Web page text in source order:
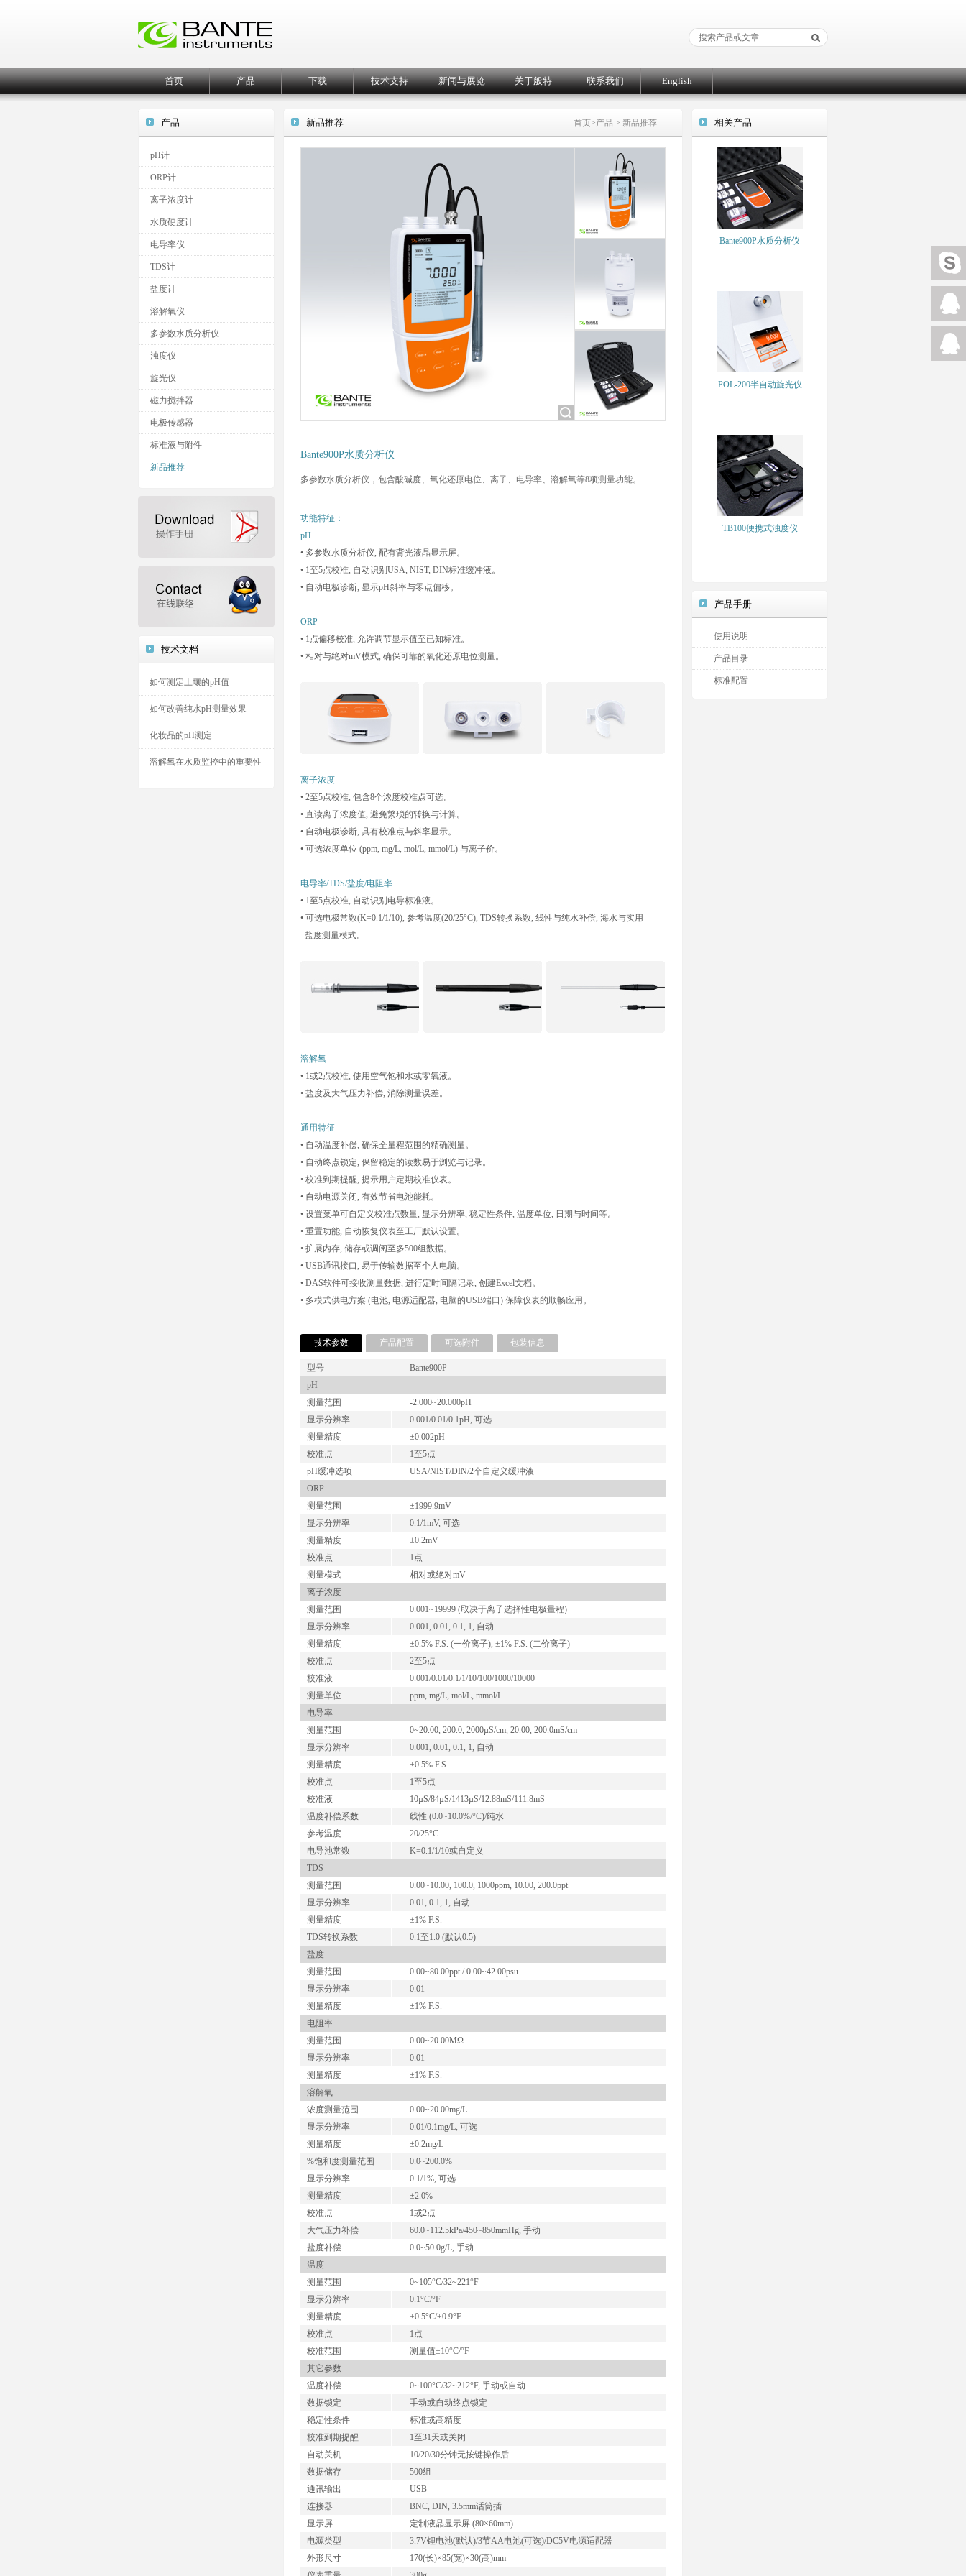
首页 产品 下载 技术支持 新闻与展览 关于般特 联系我们 English
产品
pH计
ORP计
离子浓度计
水质硬度计
电导率仪
TDS计
盐度计
溶解氧仪
多参数水质分析仪
浊度仪
旋光仪
磁力搅拌器
电极传感器
标准液与附件
新品推荐
技术文档
如何测定土壤的pH值
如何改善纯水pH测量效果
化妆品的pH测定
溶解氧在水质监控中的重要性
首页>产品 > 新品推荐
新品推荐
Bante900P水质分析仪
多参数水质分析仪，包含酸碱度、氧化还原电位、离子、电导率、溶解氧等8项测量功能。
功能特征：
pH
• 多参数水质分析仪, 配有背光液晶显示屏。
• 1至5点校准, 自动识别USA, NIST, DIN标准缓冲液。
• 自动电极诊断, 显示pH斜率与零点偏移。
ORP
• 1点偏移校准, 允许调节显示值至已知标准。
• 相对与绝对mV模式, 确保可靠的氧化还原电位测量。
离子浓度
• 2至5点校准, 包含8个浓度校准点可选。
• 直读离子浓度值, 避免繁琐的转换与计算。
• 自动电极诊断, 具有校准点与斜率显示。
• 可选浓度单位 (ppm, mg/L, mol/L, mmol/L) 与离子价。
电导率/TDS/盐度/电阻率
• 1至5点校准, 自动识别电导标准液。
• 可选电极常数(K=0.1/1/10), 参考温度(20/25°C), TDS转换系数, 线性与纯水补偿, 海水与实用
盐度测量模式。
溶解氧
• 1或2点校准, 使用空气饱和水或零氧液。
• 盐度及大气压力补偿, 消除测量误差。
通用特征
• 自动温度补偿, 确保全量程范围的精确测量。
• 自动终点锁定, 保留稳定的读数易于浏览与记录。
• 校准到期提醒, 提示用户定期校准仪表。
• 自动电源关闭, 有效节省电池能耗。
• 设置菜单可自定义校准点数量, 显示分辨率, 稳定性条件, 温度单位, 日期与时间等。
• 重置功能, 自动恢复仪表至工厂默认设置。
• 扩展内存, 储存或调阅至多500组数据。
• USB通讯接口, 易于传输数据至个人电脑。
• DAS软件可接收测量数据, 进行定时间隔记录, 创建Excel文档。
• 多模式供电方案 (电池, 电源适配器, 电脑的USB端口) 保障仪表的顺畅应用。
技术参数 产品配置 可选附件 包装信息
型号
Bante900P
pH
测量范围
-2.000~20.000pH
显示分辨率
0.001/0.01/0.1pH, 可选
测量精度
±0.002pH
校准点
1至5点
pH缓冲选项
USA/NIST/DIN/2个自定义缓冲液
ORP
测量范围
±1999.9mV
显示分辨率
0.1/1mV, 可选
测量精度
±0.2mV
校准点
1点
测量模式
相对或绝对mV
离子浓度
测量范围
0.001~19999 (取决于离子选择性电极量程)
显示分辨率
0.001, 0.01, 0.1, 1, 自动
测量精度
±0.5% F.S. (一价离子), ±1% F.S. (二价离子)
校准点
2至5点
校准液
0.001/0.01/0.1/1/10/100/1000/10000
测量单位
ppm, mg/L, mol/L, mmol/L
电导率
测量范围
0~20.00, 200.0, 2000µS/cm, 20.00, 200.0mS/cm
显示分辨率
0.001, 0.01, 0.1, 1, 自动
测量精度
±0.5% F.S.
校准点
1至5点
校准液
10µS/84µS/1413µS/12.88mS/111.8mS
温度补偿系数
线性 (0.0~10.0%/°C)/纯水
参考温度
20/25°C
电导池常数
K=0.1/1/10或自定义
TDS
测量范围
0.00~10.00, 100.0, 1000ppm, 10.00, 200.0ppt
显示分辨率
0.01, 0.1, 1, 自动
测量精度
±1% F.S.
TDS转换系数
0.1至1.0 (默认0.5)
盐度
测量范围
0.00~80.00ppt / 0.00~42.00psu
显示分辨率
0.01
测量精度
±1% F.S.
电阻率
测量范围
0.00~20.00MΩ
显示分辨率
0.01
测量精度
±1% F.S.
溶解氧
浓度测量范围
0.00~20.00mg/L
显示分辨率
0.01/0.1mg/L, 可选
测量精度
±0.2mg/L
%饱和度测量范围
0.0~200.0%
显示分辨率
0.1/1%, 可选
测量精度
±2.0%
校准点
1或2点
大气压力补偿
60.0~112.5kPa/450~850mmHg, 手动
盐度补偿
0.0~50.0g/L, 手动
温度
测量范围
0~105°C/32~221°F
显示分辨率
0.1°C/°F
测量精度
±0.5°C/±0.9°F
校准点
1点
校准范围
测量值±10°C/°F
其它参数
温度补偿
0~100°C/32~212°F, 手动或自动
数据锁定
手动或自动终点锁定
稳定性条件
标准或高精度
校准到期提醒
1至31天或关闭
自动关机
10/20/30分钟无按键操作后
数据储存
500组
通讯输出
USB
连接器
BNC, DIN, 3.5mm话筒插
显示屏
定制液晶显示屏 (80×60mm)
电源类型
3.7V锂电池(默认)/3节AA电池(可选)/DC5V电源适配器
外形尺寸
170(长)×85(宽)×30(高)mm
相关产品
Bante900P水质分析仪
POL-200半自动旋光仪
TB100便携式浊度仪
产品手册
使用说明
产品目录
标准配置